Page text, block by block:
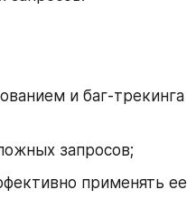
и баг-трекинга
запросов;
применять ее